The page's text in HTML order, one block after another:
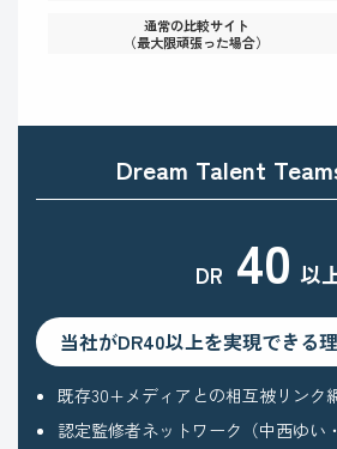
通常の比較サイト
（最大限頑張った場合）
Dream Talent
DR 40 以
当社がDR40以上を実現できる
既存30+メディアとの相互被リンク
認定監修者ネットワーク（中西ゆい